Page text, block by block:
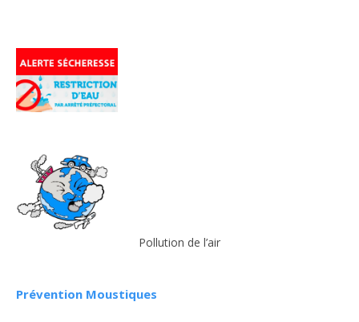
Pollution de l’air
Prévention Moustiques